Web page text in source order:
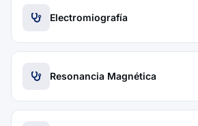
Electromiografía
Resonancia Magnética